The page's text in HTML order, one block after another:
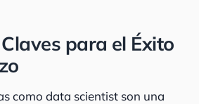
para el Éxito
como data scientist son una